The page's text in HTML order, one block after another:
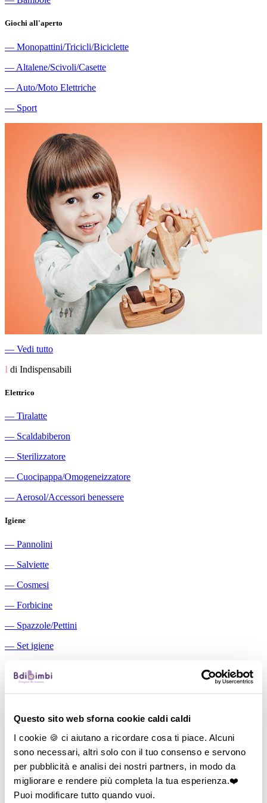
Questo sito web sforna cookie caldi caldi
I cookie 🍪 ci aiutano a ricordare cosa ti piace. Alcuni
sono necessari, altri solo con il tuo consenso e servono
per pubblicità e analisi dei nostri partners, in modo da
migliorare e rendere più completa la tua esperienza.❤️
Puoi modificare tutto quando vuoi.
Giochi all'aperto
― Monopattini/Tricicli/Biciclette
― Altalene/Scivoli/Casette
― Auto/Moto Elettriche
― Sport
― Vedi tutto
I di Indispensabili
Elettrico
― Tiralatte
― Scaldabiberon
― Sterilizzatore
― Cuocipappa/Omogeneizzatore
― Aerosol/Accessori benessere
Igiene
― Pannolini
― Salviette
― Cosmesi
― Forbicine
― Spazzole/Pettini
― Set igiene
Aspiratori nasali manuali
―
Cuscini allattamento
―Biberon
―
Tettarelle
―Succhietti